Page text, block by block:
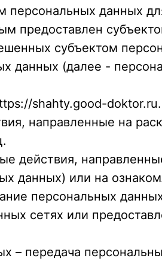
данных
предоставлен
субъектом
данных (далее -
shahty.good-doktor.ru.
направленные на
действия,
данных) или на
персональных
сетях или
– передача